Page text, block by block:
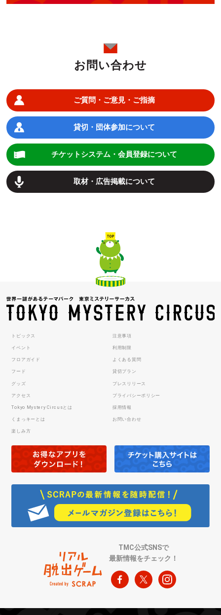
お問い合わせ
ご質問・ご意見・ご指摘
貸切・団体参加について
チケットシステム・会員登録について
取材・広告掲載について
トピックス
イベント
フロアガイド
フード
グッズ
アクセス
Tokyo Mystery Circusとは
くまっキーとは
楽しみ方
注意事項
利用制限
よくある質問
貸切プラン
プレスリリース
プライバシーポリシー
採用情報
お問い合わせ
TMC公式SNSで
最新情報をチェック！